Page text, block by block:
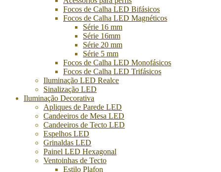
Focos de Calha LED Bifásicos
Focos de Calha LED Magnéticos
Série 16 mm
Série 16mm
Série 20 mm
Série 5 mm
Focos de Calha LED Monofásicos
Focos de Calha LED Trifásicos
Iluminação LED Realce
Sinalização LED
Iluminação Decorativa
Apliques de Parede LED
Candeeiros de Mesa LED
Candeeiros de Tecto LED
Espelhos LED
Grinaldas LED
Painel LED Hexagonal
Ventoinhas de Tecto
Estilo Plafon